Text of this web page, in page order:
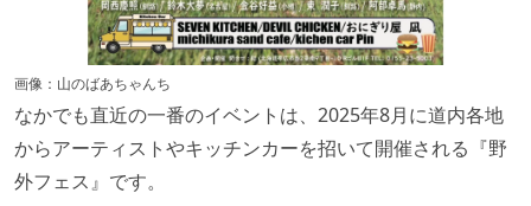
画像：山のばあちゃんち
なかでも直近の一番のイベントは、2025年8月に道内各地
からアーティストやキッチンカーを招いて開催される『野
外フェス』です。